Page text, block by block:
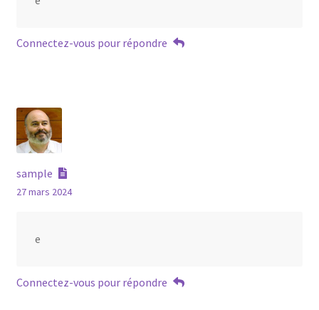
Connectez-vous pour répondre
sample
27 mars 2024
e
Connectez-vous pour répondre